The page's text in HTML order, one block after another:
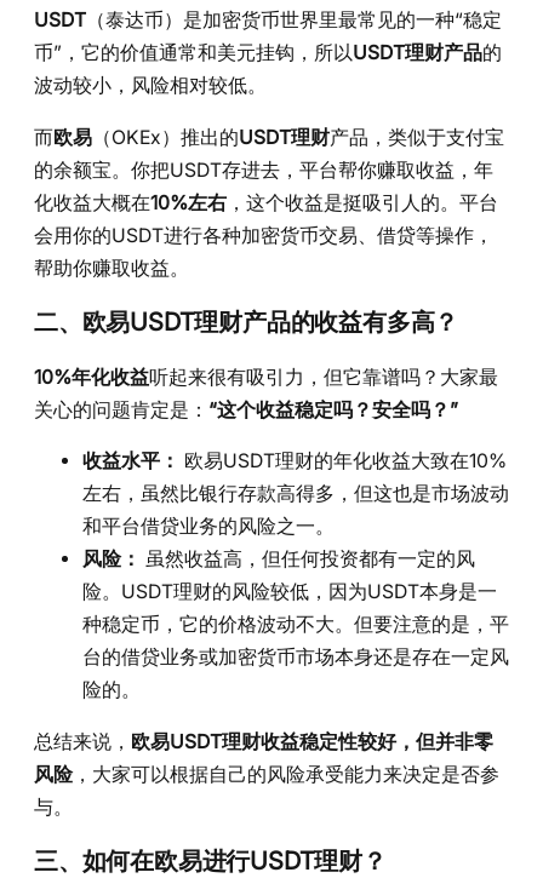
USDT （泰达币）是加密货币世界里最常见的一种“稳定
币”，它的价值通常和美元挂钩，所以USDT理财产品的
波动较小，风险相对较低。
而欧易 （OKEx）推出的USDT理财产品，类似于支付宝
的余额宝。你把USDT存进去，平台帮你赚取收益，年
化收益大概在10%左右 ，这个收益是挺吸引人的。平台
会用你的USDT进行各种加密货币交易、借贷等操作，
帮助你赚取收益。
二、欧易USDT理财产品的收益有多高？
10%年化收益听起来很有吸引力，但它靠谱吗？大家最
关心的问题肯定是： “这个收益稳定吗？安全吗？”
收益水平： 欧易USDT理财的年化收益大致在10%
左右，虽然比银行存款高得多，但这也是市场波动
和平台借贷业务的风险之一。
风险： 虽然收益高，但任何投资都有一定的风
险。USDT理财的风险较低，因为USDT本身是一
种稳定币，它的价格波动不大。但要注意的是，平
台的借贷业务或加密货币市场本身还是存在一定风
险的。
总结来说， 欧易USDT理财收益稳定性较好，但并非零
风险，大家可以根据自己的风险承受能力来决定是否参
与。
三、如何在欧易进行USDT理财？